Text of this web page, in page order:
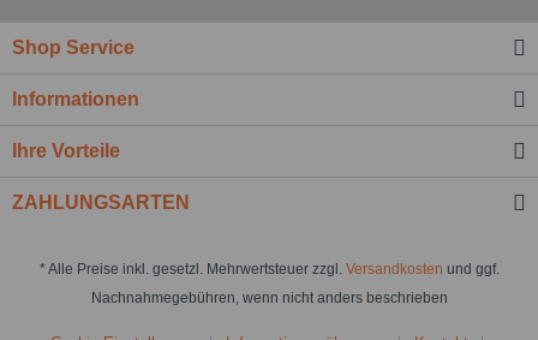
Shop Service
Informationen
Ihre Vorteile
ZAHLUNGSARTEN
* Alle Preise inkl. gesetzl. Mehrwertsteuer zzgl. Versandkosten und ggf.
Nachnahmegebühren, wenn nicht anders beschrieben